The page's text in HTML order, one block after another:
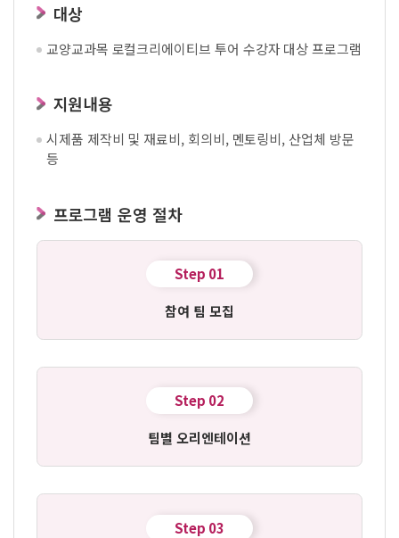
대상
교양교과목 로컬크리에이티브 투어 수강자 대상 프로그램
지원내용
시제품 제작비 및 재료비, 회의비, 멘토링비, 산업체 방문
등
프로그램 운영 절차
Step 01
참여 팀 모집
Step 02
팀별 오리엔테이션
Step 03